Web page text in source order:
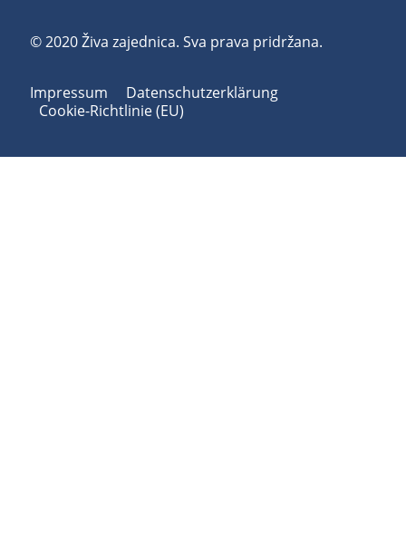
© 2020 Živa zajednica. Sva prava pridržana.
Impressum
Datenschutzerklärung
Cookie-Richtlinie (EU)